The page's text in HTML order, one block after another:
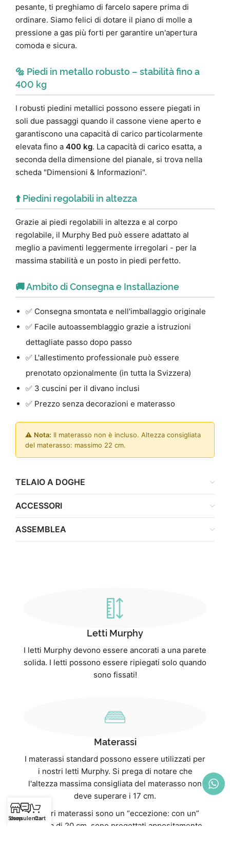
pesante, ti preghiamo di farcelo sapere prima di
ordinare. Siamo felici di dotare il piano di molle a
pressione a gas più forti per garantire un'apertura
comoda e sicura.
🔩 Piedi in metallo robusto – stabilità fino a
400 kg
I robusti piedini metallici possono essere piegati in
soli due passaggi quando il cassone viene aperto e
garantiscono una capacità di carico particolarmente
elevata fino a 400 kg. La capacità di carico esatta, a
seconda della dimensione del pianale, si trova nella
scheda "Dimensioni & Informazioni".
⬆️ Piedini regolabili in altezza
Grazie ai piedi regolabili in altezza e al corpo
regolabile, il Murphy Bed può essere adattato al
meglio a pavimenti leggermente irregolari - per la
massima stabilità e un posto in piedi perfetto.
🚚 Ambito di Consegna e Installazione
✅ Consegna smontata e nell'imballaggio originale
✅ Facile autoassemblaggio grazie a istruzioni
dettagliate passo dopo passo
✅ L'allestimento professionale può essere
prenotato opzionalmente (in tutta la Svizzera)
✅ 3 cuscini per il divano inclusi
✅ Prezzo senza decorazioni e materasso
⚠️ Nota: Il materasso non è incluso. Altezza consigliata
del materasso: massimo 22 cm.
TELAIO A DOGHE
ACCESSORI
ASSEMBLEA
Letti Murphy
I letti Murphy devono essere ancorati a una parete
solida. I letti possono essere ripiegati solo quando
sono fissati!
Materassi
I materassi standard possono essere utilizzati per
i nostri letti Murphy. Si prega di notare che
l'altezza massima consigliata del materasso non
deve superare i 17 cm.
I nostri materassi sono un “eccezione: con un”
altezza di 20 cm, sono progettati appositamente
Shop
consulenza
Cart